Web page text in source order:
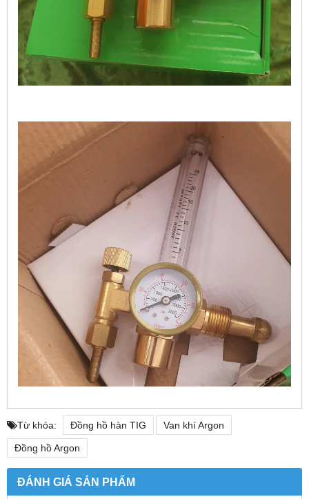
Từ khóa: Đồng hồ hàn TIG Van khí Argon
Đồng hồ Argon
ĐÁNH GIÁ SẢN PHẨM